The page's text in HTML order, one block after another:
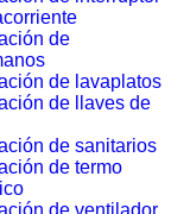
de
de lavaplatos
de llaves de
de sanitarios
de termo
de ventilador